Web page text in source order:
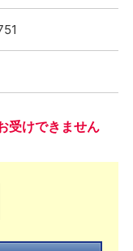
受けできません